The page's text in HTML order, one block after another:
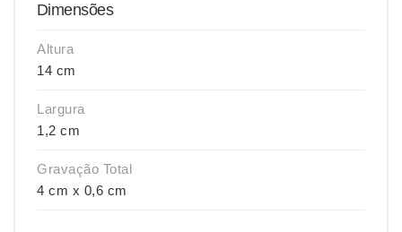
Dimensões
Altura
14 cm
Largura
1,2 cm
Gravação Total
4 cm x 0,6 cm